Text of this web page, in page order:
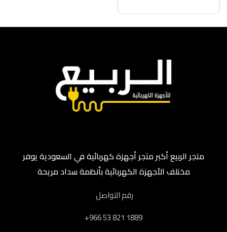
متجر الربيع أكبر متجر أجهزة كهربائية في السعودية يوفر
مختلف الأجهزة الكهربائية بأنظمة سداد مريحة
رقم التواصل
‎+966 53 821 1889